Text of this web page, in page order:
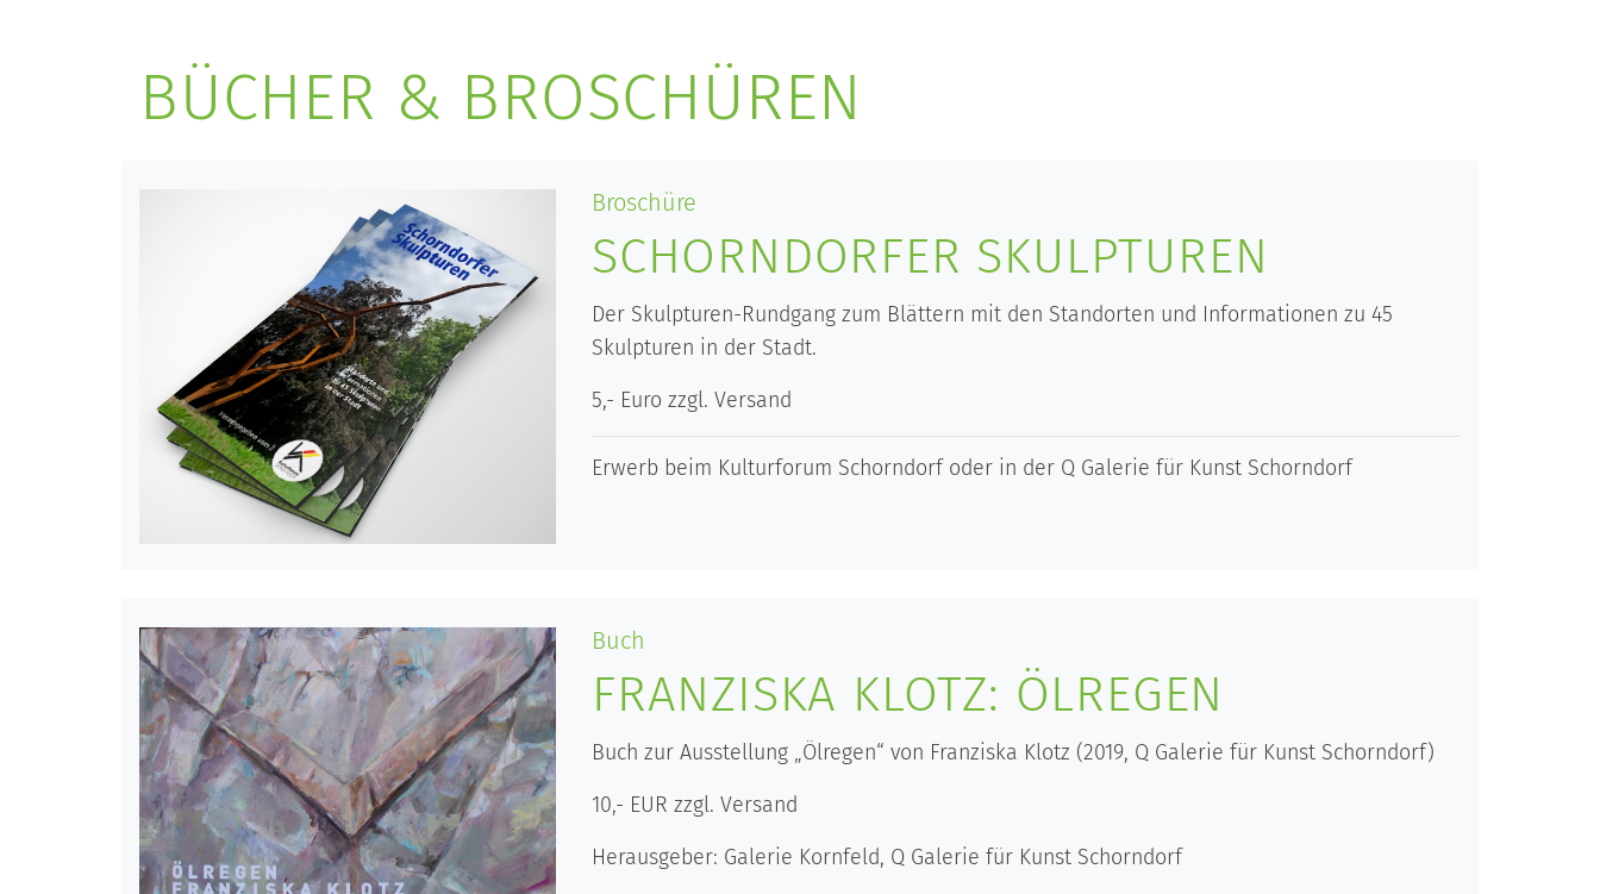
BÜCHER & BROSCHÜREN
Broschüre
SCHORNDORFER SKULPTUREN
Der Skulpturen-Rundgang zum Blättern mit den Standorten und Informationen zu 45
Skulpturen in der Stadt.
5,- Euro zzgl. Versand
Erwerb beim Kulturforum Schorndorf oder in der Q Galerie für Kunst Schorndorf
Buch
FRANZISKA KLOTZ: ÖLREGEN
Buch zur Ausstellung „Ölregen“ von Franziska Klotz (2019, Q Galerie für Kunst Schorndorf)
10,- EUR zzgl. Versand
Herausgeber: Galerie Kornfeld, Q Galerie für Kunst Schorndorf